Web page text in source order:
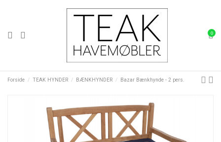
0
Forside TEAK HYNDER BÆNKHYNDER Bazar Bænkhynde - 2 pers.